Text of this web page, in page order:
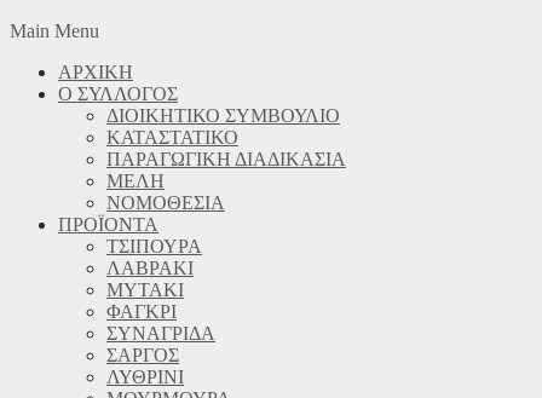
Main Menu
ΑΡΧΙΚΗ
Ο ΣΥΛΛΟΓΟΣ
ΔΙΟΙΚΗΤΙΚΟ ΣΥΜΒΟΥΛΙΟ
ΚΑΤΑΣΤΑΤΙΚΟ
ΠΑΡΑΓΩΓΙΚΗ ΔΙΑΔΙΚΑΣΙΑ
ΜΕΛΗ
ΝΟΜΟΘΕΣΙΑ
ΠΡΟΪΟΝΤΑ
ΤΣΙΠΟΥΡΑ
ΛΑΒΡΑΚΙ
ΜΥΤΑΚΙ
ΦΑΓΚΡΙ
ΣΥΝΑΓΡΙΔΑ
ΣΑΡΓΟΣ
ΛΥΘΡΙΝΙ